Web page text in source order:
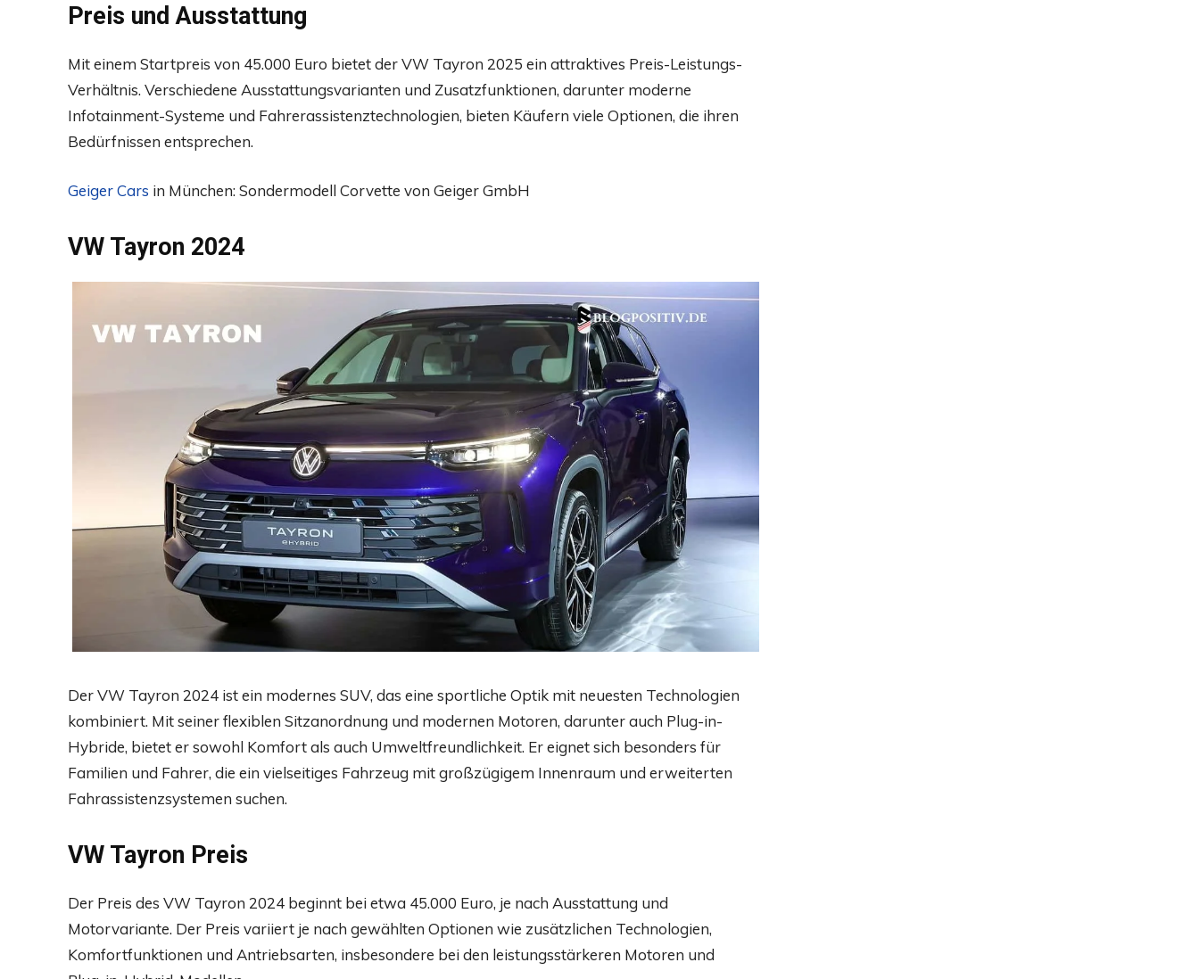
Preis und Ausstattung
Mit einem Startpreis von 45.000 Euro bietet der VW Tayron 2025 ein attraktives Preis-Leistungs-
Verhältnis. Verschiedene Ausstattungsvarianten und Zusatzfunktionen, darunter moderne
Infotainment-Systeme und Fahrerassistenztechnologien, bieten Käufern viele Optionen, die ihren
Bedürfnissen entsprechen.
Geiger Cars in München: Sondermodell Corvette von Geiger GmbH
VW Tayron 2024
Der VW Tayron 2024 ist ein modernes SUV, das eine sportliche Optik mit neuesten Technologien
kombiniert. Mit seiner flexiblen Sitzanordnung und modernen Motoren, darunter auch Plug-in-
Hybride, bietet er sowohl Komfort als auch Umweltfreundlichkeit. Er eignet sich besonders für
Familien und Fahrer, die ein vielseitiges Fahrzeug mit großzügigem Innenraum und erweiterten
Fahrassistenzsystemen suchen.
VW Tayron Preis
Der Preis des VW Tayron 2024 beginnt bei etwa 45.000 Euro, je nach Ausstattung und
Motorvariante. Der Preis variiert je nach gewählten Optionen wie zusätzlichen Technologien,
Komfortfunktionen und Antriebsarten, insbesondere bei den leistungsstärkeren Motoren und